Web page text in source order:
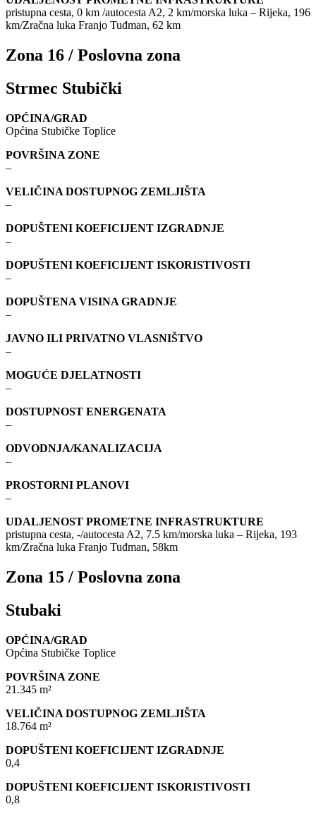
pristupna cesta, 0 km /autocesta A2, 2 km/morska luka – Rijeka, 196
km/Zračna luka Franjo Tuđman, 62 km
Zona 16 / Poslovna zona
Strmec Stubički
OPĆINA/GRAD
Općina Stubičke Toplice
POVRŠINA ZONE
–
VELIČINA DOSTUPNOG ZEMLJIŠTA
–
DOPUŠTENI KOEFICIJENT IZGRADNJE
–
DOPUŠTENI KOEFICIJENT ISKORISTIVOSTI
–
DOPUŠTENA VISINA GRADNJE
–
JAVNO ILI PRIVATNO VLASNIŠTVO
–
MOGUĆE DJELATNOSTI
–
DOSTUPNOST ENERGENATA
–
ODVODNJA/KANALIZACIJA
–
PROSTORNI PLANOVI
–
UDALJENOST PROMETNE INFRASTRUKTURE
pristupna cesta, -/autocesta A2, 7.5 km/morska luka – Rijeka, 193
km/Zračna luka Franjo Tuđman, 58km
Zona 15 / Poslovna zona
Stubaki
OPĆINA/GRAD
Općina Stubičke Toplice
POVRŠINA ZONE
21.345 m²
VELIČINA DOSTUPNOG ZEMLJIŠTA
18.764 m²
DOPUŠTENI KOEFICIJENT IZGRADNJE
0,4
DOPUŠTENI KOEFICIJENT ISKORISTIVOSTI
0,8